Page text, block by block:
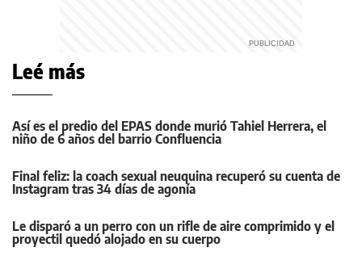
Leé más
Así es el predio del EPAS donde murió Tahiel Herrera, el
niño de 6 años del barrio Confluencia
Final feliz: la coach sexual neuquina recuperó su cuenta de
Instagram tras 34 días de agonía
Le disparó a un perro con un rifle de aire comprimido y el
proyectil quedó alojado en su cuerpo